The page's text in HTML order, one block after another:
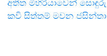
අතීත මිහිරියාවෙන් සොඳුරු
කවි සිත්තම් මවන ජසින්තා